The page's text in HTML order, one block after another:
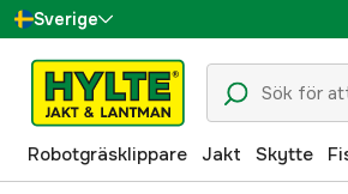
Sverige
Danmark
Suomi
Norge
Robotgräsklippare Jakt Skytte